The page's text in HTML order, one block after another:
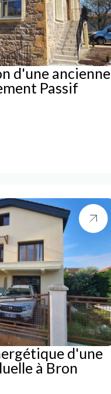
d'une ancienne
Passif
d'une
à Bron